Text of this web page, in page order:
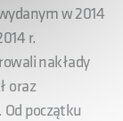
w 2014
r.
nakłady
oraz
początku